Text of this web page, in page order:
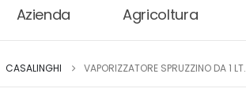
Azienda Agricoltura
CASALINGHI VAPORIZZATORE SPRUZZINO DA 1 LT.